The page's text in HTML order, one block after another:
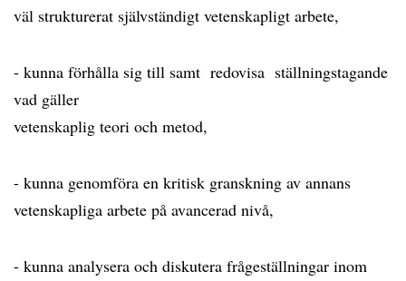
väl strukturerat självständigt vetenskapligt arbete,
- kunna förhålla sig till samt redovisa ställningstagande
vad gäller
vetenskaplig teori och metod,
- kunna genomföra en kritisk granskning av annans
vetenskapliga arbete på avancerad nivå,
- kunna analysera och diskutera frågeställningar inom